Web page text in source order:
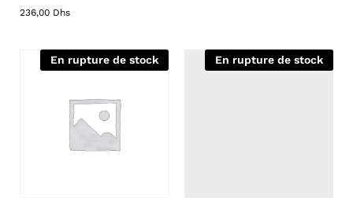
236,00 Dhs
En rupture de stock En rupture de stock